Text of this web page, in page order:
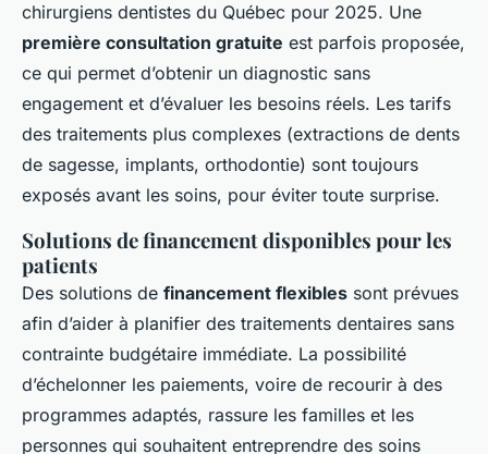
chirurgiens dentistes du Québec pour 2025. Une
première consultation gratuite est parfois proposée,
ce qui permet d’obtenir un diagnostic sans
engagement et d’évaluer les besoins réels. Les tarifs
des traitements plus complexes (extractions de dents
de sagesse, implants, orthodontie) sont toujours
exposés avant les soins, pour éviter toute surprise.
Solutions de financement disponibles pour les
patients
Des solutions de financement flexibles sont prévues
afin d’aider à planifier des traitements dentaires sans
contrainte budgétaire immédiate. La possibilité
d’échelonner les paiements, voire de recourir à des
programmes adaptés, rassure les familles et les
personnes qui souhaitent entreprendre des soins